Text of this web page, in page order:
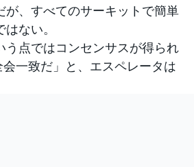
が、すべてのサーキットで簡単
ない。
う点ではコンセンサスが得られ
会一致だ」と、エスペレータは